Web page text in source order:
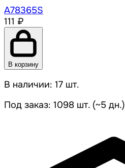
A78365S
111 ₽
В корзину
В наличии: 17 шт.
Под заказ: 1098 шт. (~5 дн.)